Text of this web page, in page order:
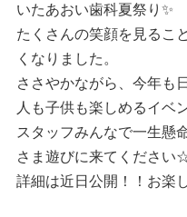
いたあおい歯科夏祭り✨
たくさんの笑顔を見るこ
くなりました。
ささやかながら、今年も
人も子供も楽しめるイベ
スタッフみんなで一生懸
さま遊びに来てください
詳細は近日公開！！お楽